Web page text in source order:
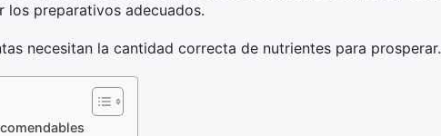
los preparativos adecuados.
necesitan la cantidad correcta de nutrientes para prosperar.